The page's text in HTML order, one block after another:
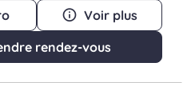
Voir plus
rendez-vous